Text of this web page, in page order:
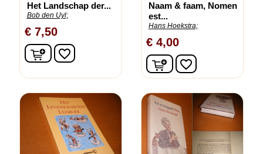
Het Landschap der...
Bob den Uyl;
€ 7,50
In winkelwagen
favorite_border
Naam & faam, Nomen
est...
Hans Hoekstra;
€ 4,00
In winkelwagen
favorite_border